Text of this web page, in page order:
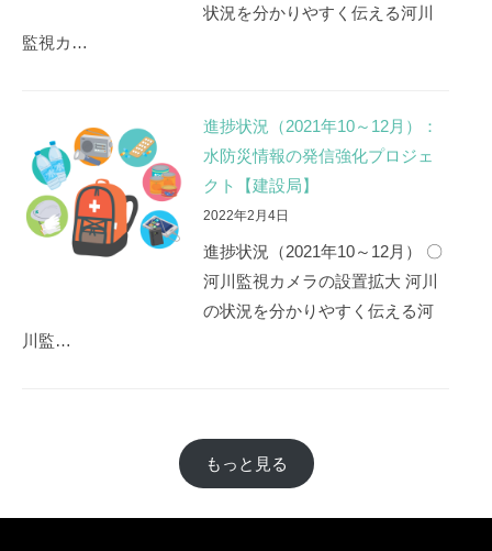
状況を分かりやすく伝える河川
監視カ…
進捗状況（2021年10～12月）：
水防災情報の発信強化プロジェ
クト【建設局】
2022年2月4日
進捗状況（2021年10～12月） 〇
河川監視カメラの設置拡大 河川
の状況を分かりやすく伝える河
川監…
もっと見る